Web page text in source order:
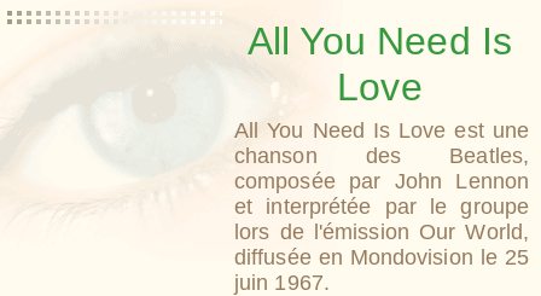
All You Need Is
Love
All You Need Is Love est une
chanson des Beatles,
composée par John Lennon
et interprétée par le groupe
lors de l'émission Our World,
diffusée en Mondovision le 25
juin 1967.